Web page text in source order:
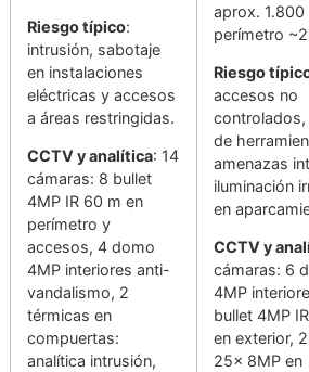
Riesgo típico:
intrusión, sabotaje
en instalaciones
eléctricas y accesos
a áreas restringidas.
CCTV y analítica: 14
cámaras: 8 bullet
4MP IR 60 m en
perímetro y
accesos, 4 domo
4MP interiores anti-
vandalismo, 2
térmicas en
compuertas:
analítica intrusión,
aprox. 1.800
perímetro
Riesgo
accesos no
de
amenazas
iluminación
en
CCTV y
cámaras: 6
4MP
bullet 4MP
en exterior,
25x 8MP en